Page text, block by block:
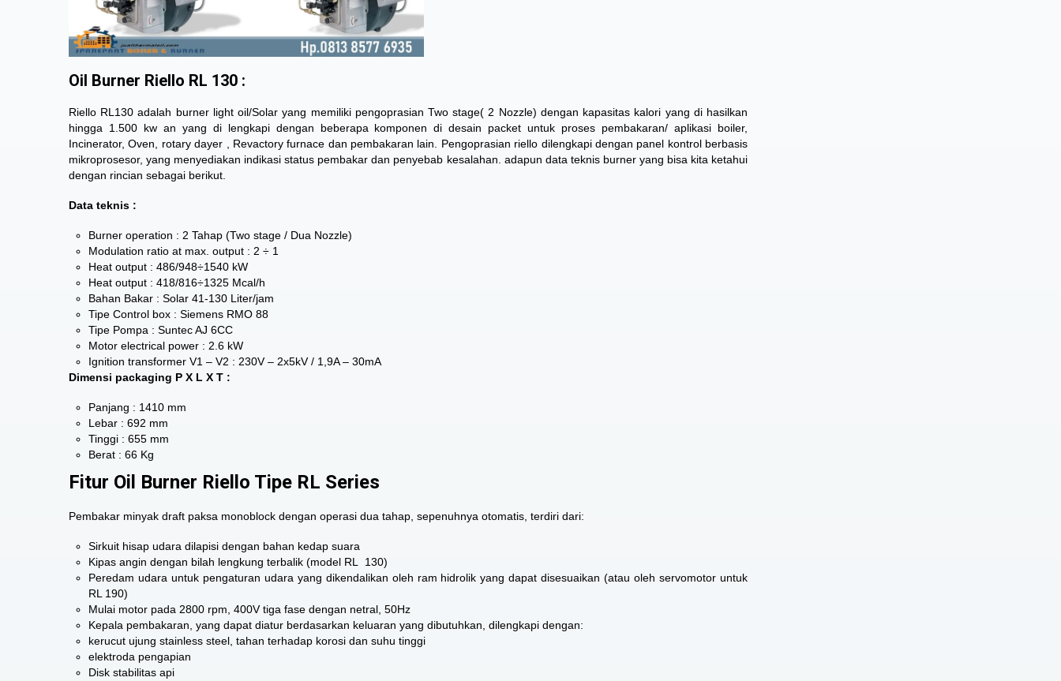
Oil Burner Riello RL 130 :
Riello RL130 adalah burner light oil/Solar yang memiliki pengoprasian Two stage( 2 Nozzle) dengan kapasitas kalori yang di hasilkan
hingga 1.500 kw an yang di lengkapi dengan beberapa komponen di desain packet untuk proses pembakaran/ aplikasi boiler,
Incinerator, Oven, rotary dayer , Revactory furnace dan pembakaran lain. Pengoprasian riello dilengkapi dengan panel kontrol berbasis
mikroprosesor, yang menyediakan indikasi status pembakar dan penyebab kesalahan. adapun data teknis burner yang bisa kita ketahui
dengan rincian sebagai berikut.
Data teknis :
Burner operation : 2 Tahap (Two stage / Dua Nozzle)
Modulation ratio at max. output : 2 ÷ 1
Heat output : 486/948÷1540 kW
Heat output : 418/816÷1325 Mcal/h
Bahan Bakar : Solar 41-130 Liter/jam
Tipe Control box : Siemens RMO 88
Tipe Pompa : Suntec AJ 6CC
Motor electrical power : 2.6 kW
Ignition transformer V1 – V2 : 230V – 2x5kV / 1,9A – 30mA
Dimensi packaging P X L X T :
Panjang : 1410 mm
Lebar : 692 mm
Tinggi : 655 mm
Berat : 66 Kg
Fitur Oil Burner Riello Tipe RL Series
Pembakar minyak draft paksa monoblock dengan operasi dua tahap, sepenuhnya otomatis, terdiri dari:
Sirkuit hisap udara dilapisi dengan bahan kedap suara
Kipas angin dengan bilah lengkung terbalik (model RL 130)
Peredam udara untuk pengaturan udara yang dikendalikan oleh ram hidrolik yang dapat disesuaikan (atau oleh servomotor untuk
RL 190)
Mulai motor pada 2800 rpm, 400V tiga fase dengan netral, 50Hz
Kepala pembakaran, yang dapat diatur berdasarkan keluaran yang dibutuhkan, dilengkapi dengan:
kerucut ujung stainless steel, tahan terhadap korosi dan suhu tinggi
elektroda pengapian
Disk stabilitas api